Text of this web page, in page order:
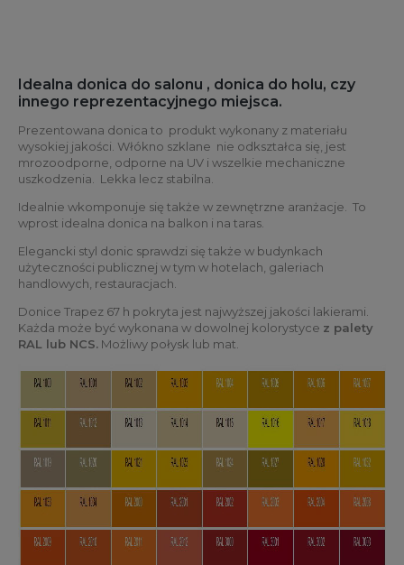
Idealna donica do salonu , donica do holu, czy
innego reprezentacyjnego miejsca.
Prezentowana donica to produkt wykonany z materiału
wysokiej jakości. Włókno szklane nie odkształca się, jest
mrozoodporne, odporne na UV i wszelkie mechaniczne
uszkodzenia. Lekka lecz stabilna.
Idealnie wkomponuje się także w zewnętrzne aranżacje. To
wprost idealna donica na balkon i na taras.
Elegancki styl donic sprawdzi się także w budynkach
użyteczności publicznej w tym w hotelach, galeriach
handlowych, restauracjach.
Donice Trapez 67 h pokryta jest najwyższej jakości lakierami.
Każda może być wykonana w dowolnej kolorystyce z palety
RAL lub NCS. Możliwy połysk lub mat.